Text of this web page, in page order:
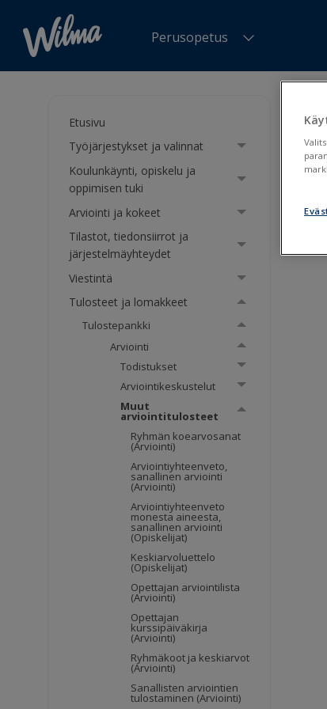
Perusopetus
Etusivu
Työjärjestykset ja valinnat
Koulunkäynti, opiskelu ja
oppimisen tuki
Arviointi ja kokeet
Tilastot, tiedonsiirrot ja
järjestelmäyhteydet
Viestintä
Tulosteet ja lomakkeet
Tulostepankki
Arviointi
Todistukset
Arviointikeskustelut
Muut
arviointitulosteet
Ryhmän koearvosanat
(Arviointi)
Arviointiyhteenveto,
sanallinen arviointi
(Arviointi)
Arviointiyhteenveto
monesta aineesta,
sanallinen arviointi
(Opiskelijat)
Keskiarvoluettelo
(Opiskelijat)
Opettajan arviointilista
(Arviointi)
Opettajan
kurssipäiväkirja
(Arviointi)
Ryhmäkoot ja keskiarvot
(Arviointi)
Sanallisten arviointien
tulostaminen (Arviointi)